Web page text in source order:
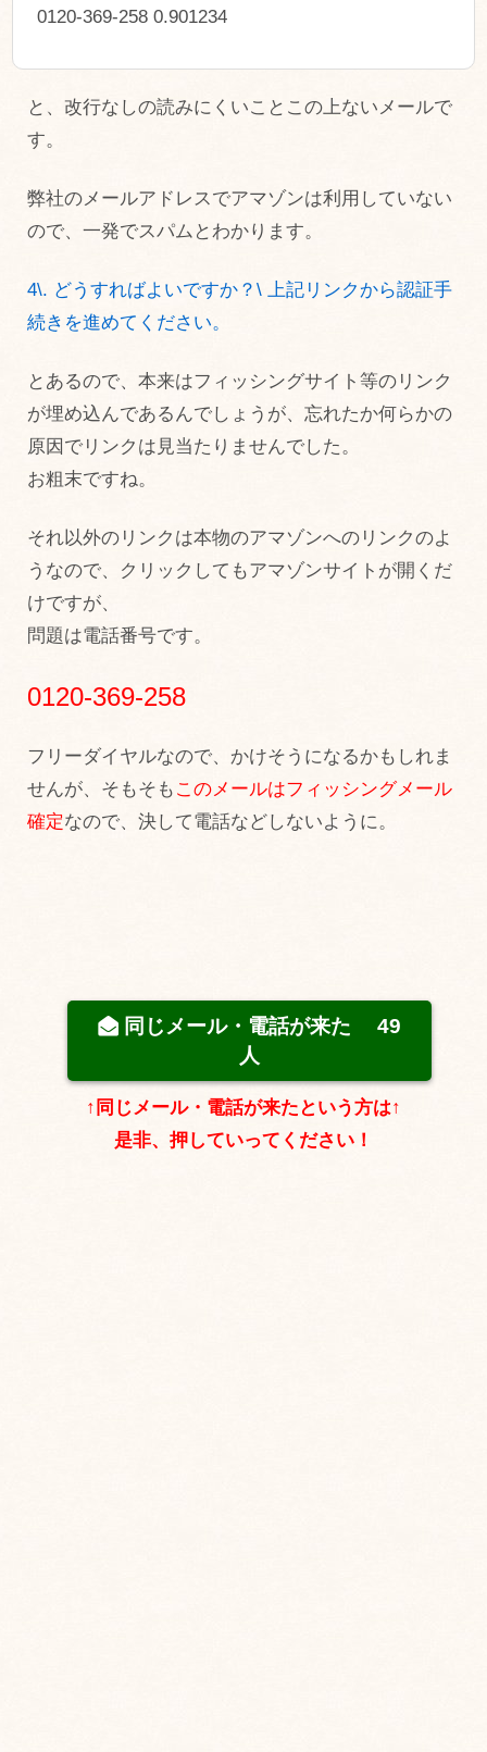
0120-369-258 0.901234
と、改行なしの読みにくいことこの上ないメールで
す。
弊社のメールアドレスでアマゾンは利用していない
ので、一発でスパムとわかります。
4\. どうすればよいですか？\ 上記リンクから認証手
続きを進めてください。
とあるので、本来はフィッシングサイト等のリンク
が埋め込んであるんでしょうが、忘れたか何らかの
原因でリンクは見当たりませんでした。
お粗末ですね。
それ以外のリンクは本物のアマゾンへのリンクのよ
うなので、クリックしてもアマゾンサイトが開くだ
けですが、
問題は電話番号です。
0120-369-258
フリーダイヤルなので、かけそうになるかもしれま
せんが、そもそも このメールはフィッシングメール
確定なので、決して電話などしないように。
同じメール・電話が来た
49
人
↑同じメール・電話が来たという方は↑
是非、押していってください！